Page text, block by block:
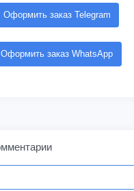
Оформить заказ Telegram
Оформить заказ WhatsApp